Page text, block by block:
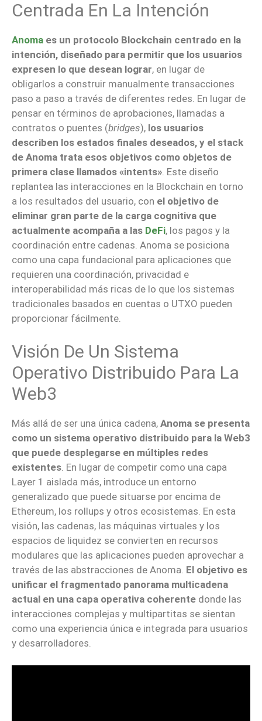
Centrada En La Intención
Anoma es un protocolo Blockchain centrado en la
intención, diseñado para permitir que los usuarios
expresen lo que desean lograr, en lugar de
obligarlos a construir manualmente transacciones
paso a paso a través de diferentes redes. En lugar de
pensar en términos de aprobaciones, llamadas a
contratos o puentes (bridges), los usuarios
describen los estados finales deseados, y el stack
de Anoma trata esos objetivos como objetos de
primera clase llamados «intents». Este diseño
replantea las interacciones en la Blockchain en torno
a los resultados del usuario, con el objetivo de
eliminar gran parte de la carga cognitiva que
actualmente acompaña a las DeFi, los pagos y la
coordinación entre cadenas. Anoma se posiciona
como una capa fundacional para aplicaciones que
requieren una coordinación, privacidad e
interoperabilidad más ricas de lo que los sistemas
tradicionales basados en cuentas o UTXO pueden
proporcionar fácilmente.
Visión De Un Sistema
Operativo Distribuido Para La
Web3
Más allá de ser una única cadena, Anoma se presenta
como un sistema operativo distribuido para la Web3
que puede desplegarse en múltiples redes
existentes . En lugar de competir como una capa
Layer 1 aislada más, introduce un entorno
generalizado que puede situarse por encima de
Ethereum, los rollups y otros ecosistemas. En esta
visión, las cadenas, las máquinas virtuales y los
espacios de liquidez se convierten en recursos
modulares que las aplicaciones pueden aprovechar a
través de las abstracciones de Anoma. El objetivo es
unificar el fragmentado panorama multicadena
actual en una capa operativa coherente donde las
interacciones complejas y multipartitas se sientan
como una experiencia única e integrada para usuarios
y desarrolladores.